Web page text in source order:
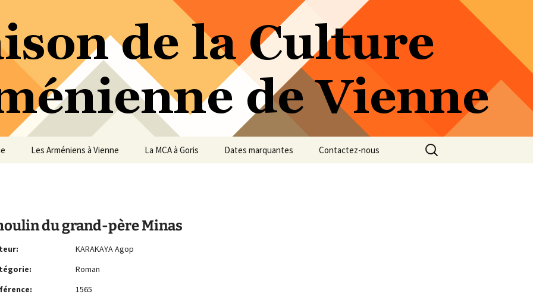
de Vienne
Les Arméniens à Vienne La MCA à Goris Dates marquantes Contactez-nous
Rechercher :
du grand-père Minas
KARAKAYA Agop
Roman
1565